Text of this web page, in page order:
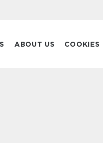
ABOUT US COOKIES